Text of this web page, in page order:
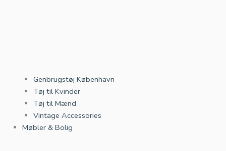
Genbrugstøj København
Tøj til Kvinder
Tøj til Mænd
Vintage Accessories
Møbler & Bolig